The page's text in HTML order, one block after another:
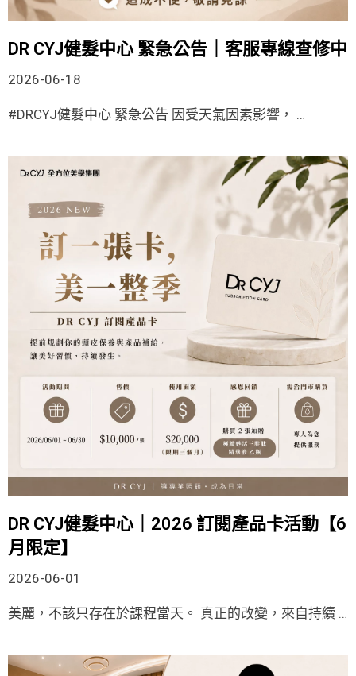
DR CYJ健髮中心 緊急公告｜客服專線查修中
2026-06-18
#DRCYJ健髮中心 緊急公告 因受天氣因素影響， …
DR CYJ健髮中心｜2026 訂閱產品卡活動【6
月限定】
2026-06-01
美麗，不該只存在於課程當天。 真正的改變，來自持續 …